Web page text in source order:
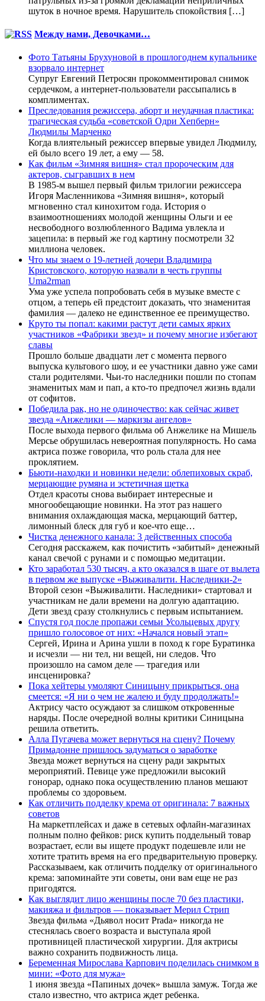
шуток в ночное время. Нарушитель спокойствия […]
Между нами, Девочками…
Фото Татьяны Брухуновой в прошлогоднем купальнике
взорвало интернет
Супруг Евгений Петросян прокомментировал снимок
сердечком, а интернет-пользователи рассыпались в
комплиментах.
Преследования режиссера, аборт и неудачная пластика:
трагическая судьба «советской Одри Хепберн»
Людмилы Марченко
Когда влиятельный режиссер впервые увидел Людмилу,
ей было всего 19 лет, а ему — 58.
Как фильм «Зимняя вишня» стал пророческим для
актеров, сыгравших в нем
В 1985-м вышел первый фильм трилогии режиссера
Игоря Масленникова «Зимняя вишня», который
мгновенно стал кинохитом года. История о
взаимоотношениях молодой женщины Ольги и ее
несвободного возлюбленного Вадима увлекла и
зацепила: в первый же год картину посмотрели 32
миллиона человек.
Что мы знаем о 19-летней дочери Владимира
Кристовского, которую назвали в честь группы
Uma2rman
Ума уже успела попробовать себя в музыке вместе с
отцом, а теперь ей предстоит доказать, что знаменитая
фамилия — далеко не единственное ее преимущество.
Круто ты попал: какими растут дети самых ярких
участников «Фабрики звезд» и почему многие избегают
славы
Прошло больше двадцати лет с момента первого
выпуска культового шоу, и ее участники давно уже сами
стали родителями. Чьи-то наследники пошли по стопам
знаменитых мам и пап, а кто-то предпочел жизнь вдали
от софитов.
Победила рак, но не одиночество: как сейчас живет
звезда «Анжелики — маркизы ангелов»
После выхода первого фильма об Анжелике на Мишель
Мерсье обрушилась невероятная популярность. Но сама
актриса позже говорила, что роль стала для нее
проклятием.
Бьюти-находки и новинки недели: облепиховых скраб,
мерцающие румяна и эстетичная щетка
Отдел красоты снова выбирает интересные и
многообещающие новинки. На этот раз нашего
внимания охлаждающая маска, мерцающий баттер,
лимонный блеск для губ и кое-что еще…
Чистка денежного канала: 3 действенных способа
Сегодня расскажем, как почистить «забитый» денежный
канал свечой с рунами и с помощью медитации.
Кто заработал 530 тысяч, а кто оказался в шаге от вылета
в первом же выпуске «Выживалити. Наследники-2»
Второй сезон «Выживалити. Наследники» стартовал и
участникам не дали времени на долгую адаптацию.
Дети звезд сразу столкнулись с первым испытанием.
Спустя год после пропажи семьи Усольцевых другу
пришло голосовое от них: «Начался новый этап»
Сергей, Ирина и Арина ушли в поход к горе Буратинка
и исчезли — ни тел, ни вещей, ни следов. Что
произошло на самом деле — трагедия или
инсценировка?
Пока хейтеры умоляют Синицыну прикрыться, она
смеется: «Я ни о чем не жалею и буду продолжать!»
Актрису часто осуждают за слишком откровенные
наряды. После очередной волны критики Синицына
решила ответить.
Алла Пугачева может вернуться на сцену? Почему
Примадонне пришлось задуматься о заработке
Звезда может вернуться на сцену ради закрытых
мероприятий. Певице уже предложили высокий
гонорар, однако пока осуществлению планов мешают
проблемы со здоровьем.
Как отличить подделку крема от оригинала: 7 важных
советов
На маркетплейсах и даже в сетевых офлайн-магазинах
полным полно фейков: риск купить поддельный товар
возрастает, если вы ищете продукт подешевле или не
хотите тратить время на его предварительную проверку.
Рассказываем, как отличить подделку от оригинального
крема: запоминайте эти советы, они вам еще не раз
пригодятся.
Как выглядит лицо женщины после 70 без пластики,
макияжа и фильтров — показывает Мерил Стрип
Звезда фильма «Дьявол носит Prada» никогда не
стеснялась своего возраста и выступала ярой
противницей пластической хирургии. Для актрисы
важно сохранить подвижность лица.
Беременная Мирослава Карпович поделилась снимком в
мини: «Фото для мужа»
1 июня звезда «Папиных дочек» вышла замуж. Тогда же
стало известно, что актриса ждет ребенка.